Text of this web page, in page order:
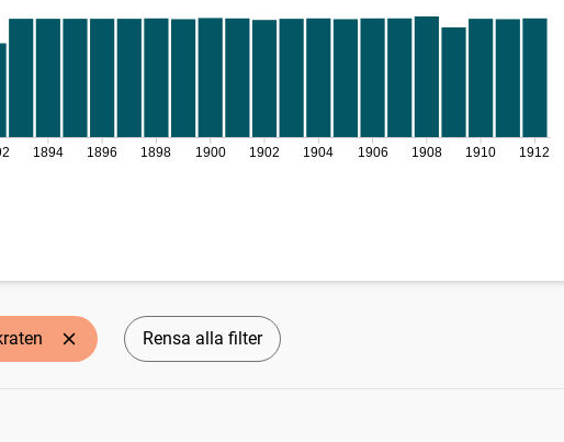
1894 1896 1898 1900 1902 1904 1906 1908 1910 1912
Rensa alla filter